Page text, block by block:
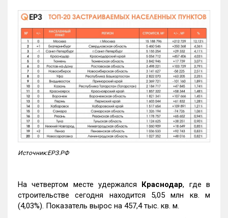
Источник:ЕРЗ.РФ
На четвертом месте удержался Краснодар, где в
строительстве сегодня находится 5,05 млн кв. м
(4,03%). Показатель вырос на 457,4 тыс. кв. м.